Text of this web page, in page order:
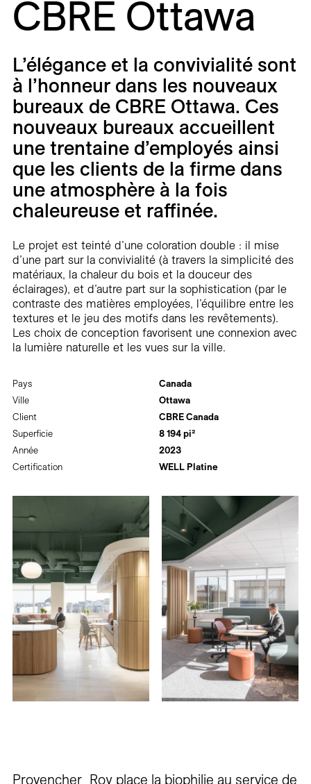
Carrières
En
CBRE Ottawa
Pays
Canada
Ville
Ottawa
Client
CBRE Canada
Superficie
8 194 pi²
Année
2023
Certification
WELL Platine
L’élégance et la convivialité sont
à l’honneur dans les nouveaux
bureaux de CBRE Ottawa. Ces
nouveaux bureaux accueillent
une trentaine d’employés ainsi
que les clients de la firme dans
une atmosphère à la fois
chaleureuse et raffinée.
Le projet est teinté d’une coloration double : il mise
d’une part sur la convivialité (à travers la simplicité des
matériaux, la chaleur du bois et la douceur des
éclairages), et d’autre part sur la sophistication (par le
contraste des matières employées, l’équilibre entre les
textures et le jeu des motifs dans les revêtements).
Les choix de conception favorisent une connexion avec
la lumière naturelle et les vues sur la ville.
Provencher_Roy place la biophilie au service de